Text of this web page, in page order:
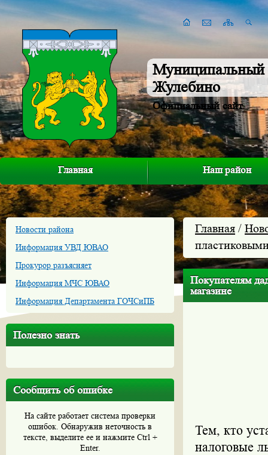
Муниципальный
Жулебино
Официальный сайт
Главная Наш район
Новости района
Информация УВД ЮВАО
Прокурор разъясняет
Информация МЧС ЮВАО
Информация Департамента ГОЧСиПБ
Полезно знать
Сообщить об ошибке
На сайте работает система проверки
ошибок. Обнаружив неточность в
тексте, выделите ее и нажмите Ctrl +
Enter.
Главная /
Покупателям
магазине
Тем, кто
налоговые